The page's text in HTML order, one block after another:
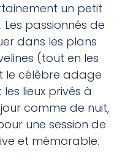
un petit
passionnés de
dans les plans
(tout en les
le célèbre adage
lieux privés à
comme de nuit,
une session de
et mémorable.